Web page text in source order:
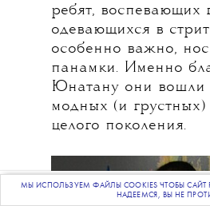
ПОДПИСЫВАЙТЕСЬНА НАШУ
ребят, воспевающих
одевающихся в
особенно важно,
панамки. Именно
Юнатану они вошли
модных (и грустных)
целого поколения.
МЫ ИСПОЛЬЗУЕМ ФАЙЛЫ COOKIES ЧТОБЫ САЙТ
НАДЕЕМСЯ, ВЫ НЕ